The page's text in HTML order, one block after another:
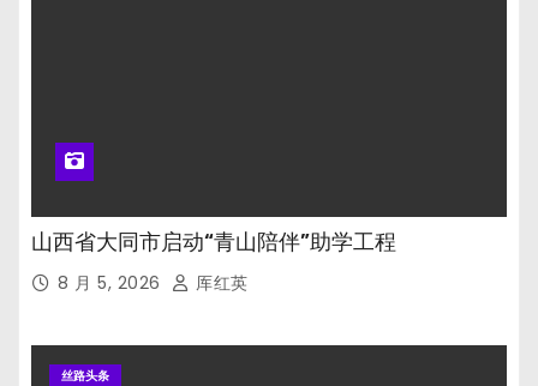
山西省大同市启动“青山陪伴”助学工程
8 月 5, 2026 厍红英
丝路头条